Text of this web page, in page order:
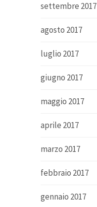
settembre 2017
agosto 2017
luglio 2017
giugno 2017
maggio 2017
aprile 2017
marzo 2017
febbraio 2017
gennaio 2017